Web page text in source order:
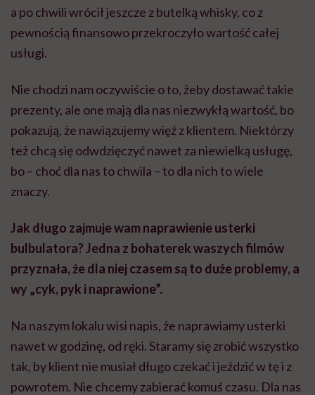
a po chwili wrócił jeszcze z butelką whisky, co z
pewnością finansowo przekroczyło wartość całej
usługi.
Nie chodzi nam oczywiście o to, żeby dostawać takie
prezenty, ale one mają dla nas niezwykłą wartość, bo
pokazują, że nawiązujemy więź z klientem. Niektórzy
też chcą się odwdzięczyć nawet za niewielką usługę,
bo – choć dla nas to chwila – to dla nich to wiele
znaczy.
Jak długo zajmuje wam naprawienie usterki
bulbulatora? Jedna z bohaterek waszych filmów
przyznała, że dla niej czasem są to duże problemy, a
wy „cyk, pyk i naprawione”.
Na naszym lokalu wisi napis, że naprawiamy usterki
nawet w godzinę, od ręki. Staramy się zrobić wszystko
tak, by klient nie musiał długo czekać i jeździć w tę i z
powrotem. Nie chcemy zabierać komuś czasu. Dla nas